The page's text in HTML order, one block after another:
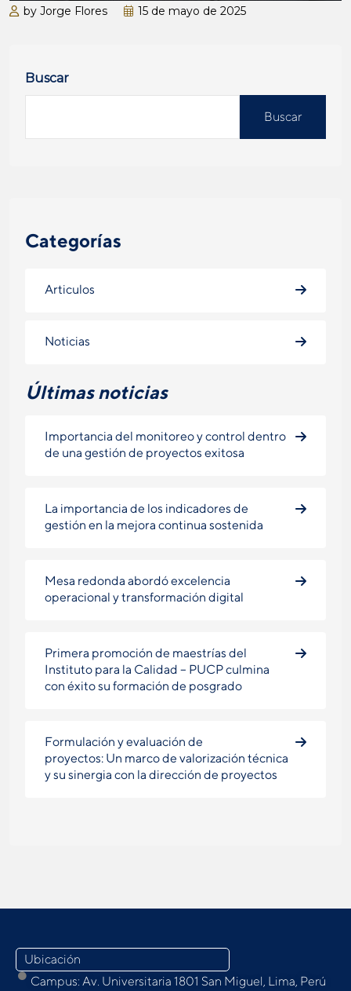
by Jorge Flores 15 de mayo de 2025
Buscar
Buscar
Categorías
Articulos
Noticias
Últimas noticias
Importancia del monitoreo y control dentro
de una gestión de proyectos exitosa
La importancia de los indicadores de
gestión en la mejora continua sostenida
Mesa redonda abordó excelencia
operacional y transformación digital
Primera promoción de maestrías del
Instituto para la Calidad – PUCP culmina
con éxito su formación de posgrado
Formulación y evaluación de
proyectos: Un marco de valorización técnica
y su sinergia con la dirección de proyectos
Ubicación
Campus: Av. Universitaria 1801 San Miguel, Lima, Perú